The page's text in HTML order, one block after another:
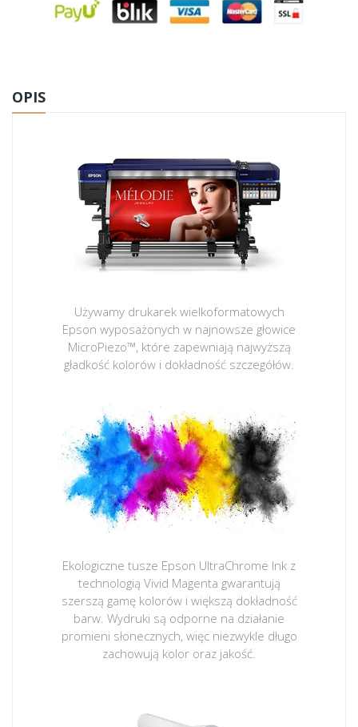
OPIS
Używamy drukarek wielkoformatowych
Epson wyposażonych w najnowsze głowice
MicroPiezo™, które zapewniają najwyższą
gładkość kolorów i dokładność szczegółów.
Ekologiczne tusze Epson UltraChrome Ink z
technologią Vivid Magenta gwarantują
szerszą gamę kolorów i większą dokładność
barw. Wydruki są odporne na działanie
promieni słonecznych, więc niezwykle długo
zachowują kolor oraz jakość.